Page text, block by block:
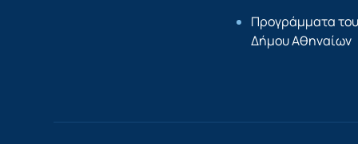
Προγράμματα του
Δήμου Αθηναίων